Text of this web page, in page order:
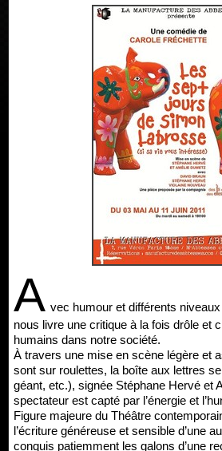
A vec humour et différents
nous livre une critique à la fois drôle et
humains dans notre société.
À travers une mise en scène légère et
sont sur roulettes, la boîte aux lettres
géant, etc.), signée Stéphane Hervé et
spectateur est capté par l’énergie et
Figure majeure du Théâtre
l’écriture généreuse et sensible d’une
conquis patiemment les galons d’une